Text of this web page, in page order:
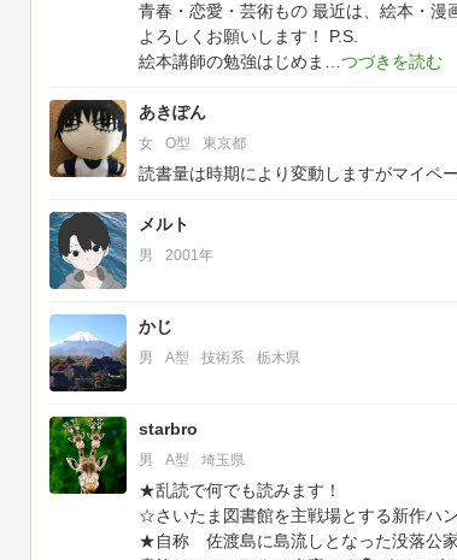
青春・恋愛・芸術もの 最近は、絵本・漫
よろしくお願いします！
P.S.
絵本講師の勉強はじめま
あきぽん
女 O型 東京都
読書量は時期により変動しますがマイペ
メルト
男 2001年
かじ
男 A型 技術系 栃木県
starbro
男 A型 埼玉県
★乱読で何でも読みます！
☆さいたま図書館を主戦場とする新作ハ
★自称 佐渡島に島流しとなった没落公